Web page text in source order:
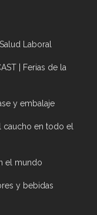
Laboral
| Ferias de la
y embalaje
caucho en todo el
el mundo
y bebidas